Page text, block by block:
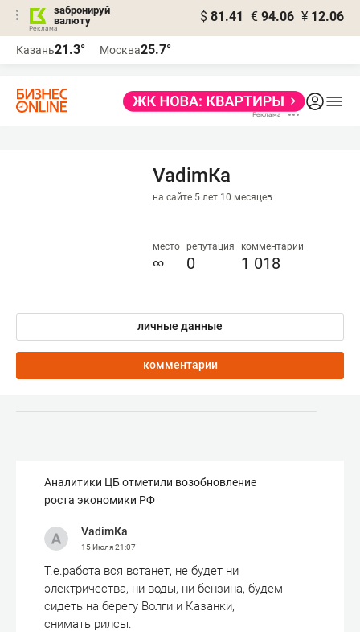
забронируй
валюту
$ 81.41 € 94.06 ¥ 12.06
Казань21.3° Москва25.7°
VadimКа
на сайте 5 лет 10 месяцев
место
∞
репутация
0
комментарии
1 018
личные данные
комментарии
Аналитики ЦБ отметили возобновление
роста экономики РФ
VadimКа
15 Июля21:07
Т.е.работа вся встанет, не будет ни
электричества, ни воды, ни бензина, будем
сидеть на берегу Волги и Казанки,
снимать рилсы.